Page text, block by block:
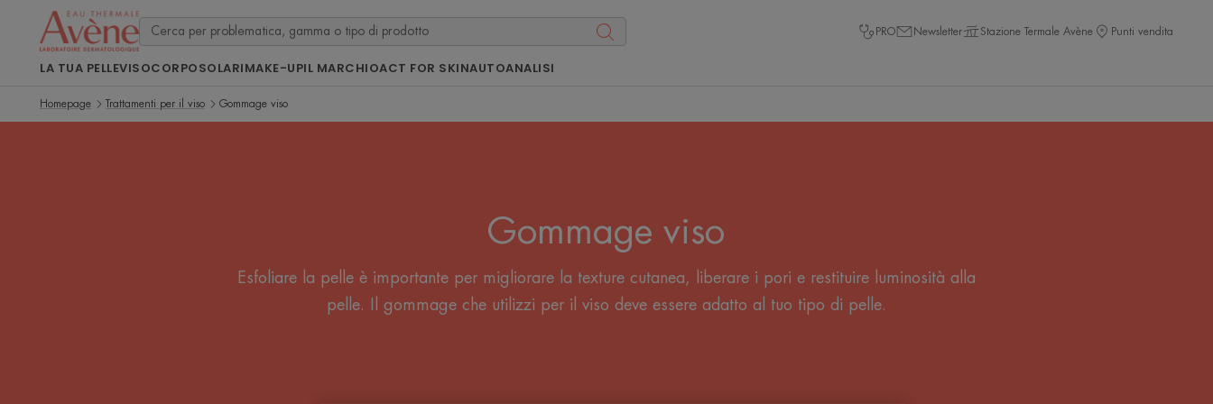
PRO Newsletter Stazione Termale Avène Punti vendita
LA TUA PELLEVISOCORPOSOLARIMAKE-UPIL MARCHIOACT FOR SKINAUTOANALISI
Homepage Trattamenti per il viso Gommage viso
Gommage viso
Esfoliare la pelle è importante per migliorare la texture cutanea, liberare i pori e restituire luminosità alla
pelle. Il gommage che utilizzi per il viso deve essere adatto al tuo tipo di pelle.